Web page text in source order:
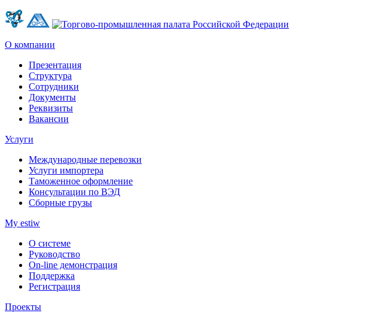
О компании
Презентация
Структура
Сотрудники
Документы
Реквизиты
Вакансии
Услуги
Международные перевозки
Услуги импортера
Таможенное оформление
Консультации по ВЭД
Сборные грузы
My estiw
О системе
Руководство
On-line демонстрация
Поддержка
Регистрация
Проекты